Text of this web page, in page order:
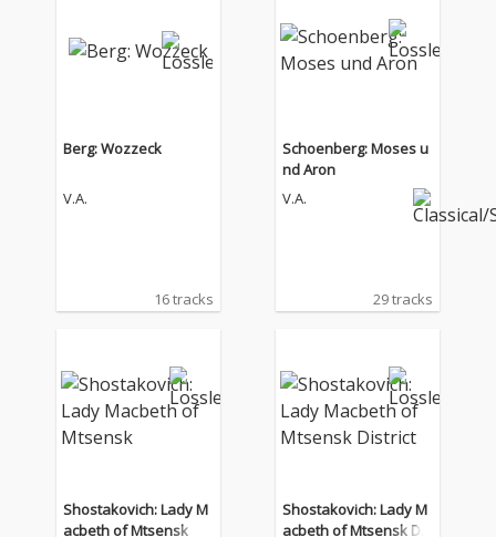
Berg: Wozzeck
V.A.
16 tracks
Schoenberg: Moses u
nd Aron
V.A.
29 tracks
Shostakovich: Lady M
acbeth of Mtsensk
Shostakovich: Lady M
acbeth of Mtsensk Dis